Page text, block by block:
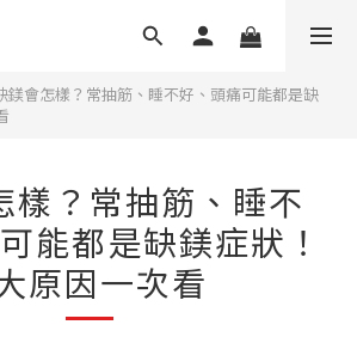
鎂會怎樣？常抽筋、睡不好、頭痛可能都是缺
樣？常抽筋、睡不
能都是缺鎂症狀！
原因一次看